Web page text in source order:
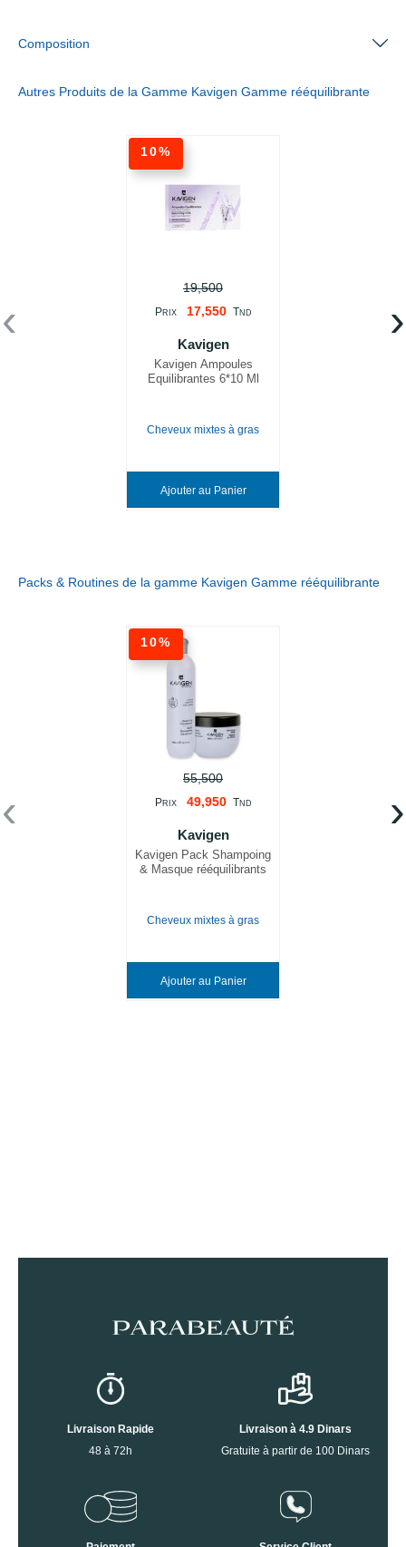
Composition
Autres Produits de la Gamme Kavigen Gamme rééquilibrante
10%
19,500
PRIX 17,550 TND
Kavigen
Kavigen Ampoules
Equilibrantes 6*10 Ml
Cheveux mixtes à gras
Ajouter au Panier
‹ ›
Packs & Routines de la gamme Kavigen Gamme rééquilibrante
10%
55,500
PRIX 49,950 TND
Kavigen
Kavigen Pack Shampoing
& Masque rééquilibrants
Cheveux mixtes à gras
Ajouter au Panier
‹ ›
Livraison Rapide
48 à 72h
Livraison à 4.9 Dinars
Gratuite à partir de 100 Dinars